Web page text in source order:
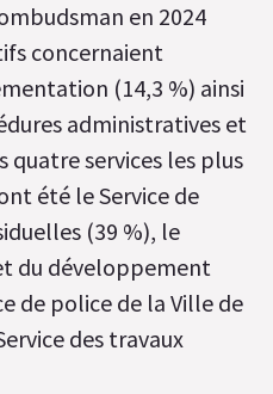
en 2024
concernaient
(14,3 %) ainsi
administratives et
quatre services les plus
été le Service de
(39 %), le
du développement
de police de la Ville de
des travaux